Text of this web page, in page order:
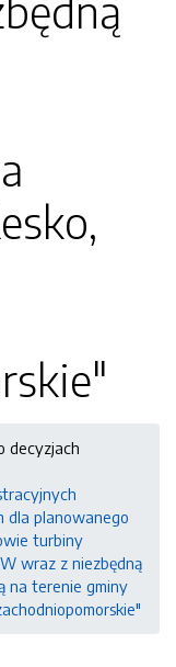
decyzjach
dla planowanego
turbiny
wraz z niezbędną
na terenie gminy